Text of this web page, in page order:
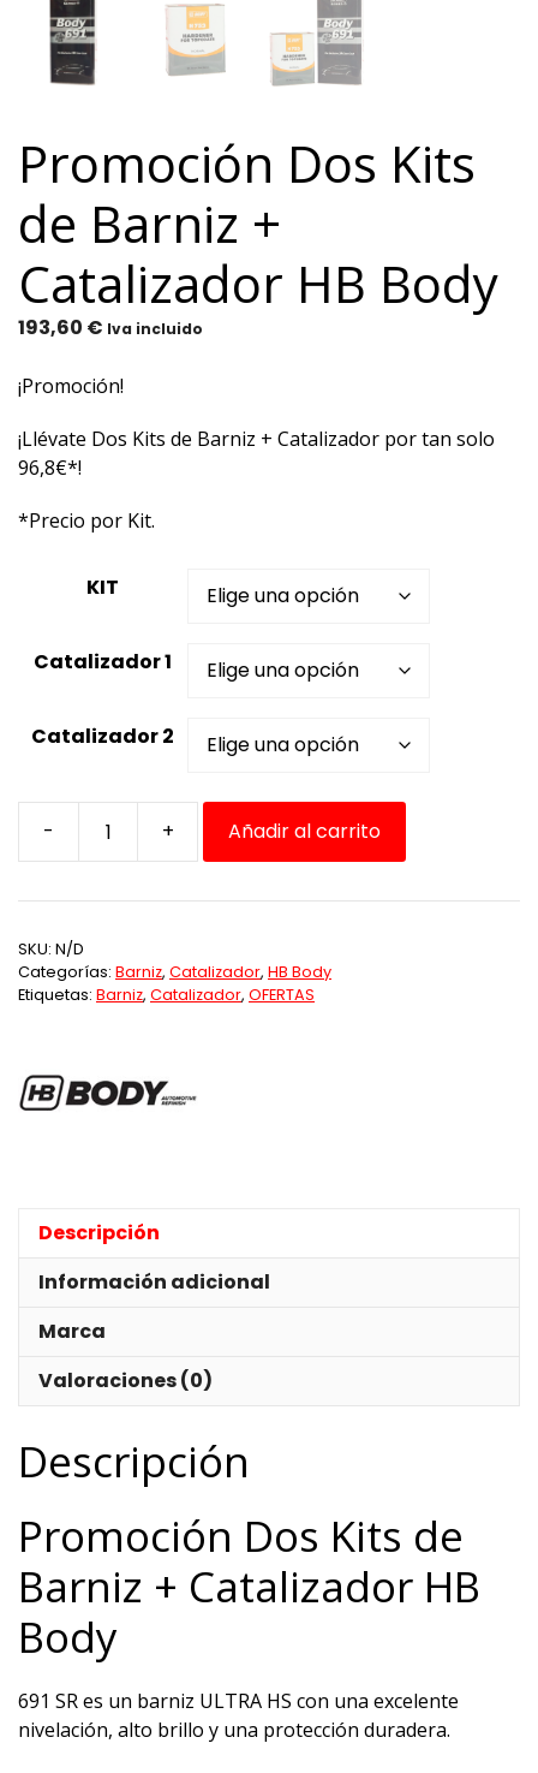
Promoción Dos Kits
de Barniz +
Catalizador HB Body
193,60 € Iva incluido
¡Promoción!
¡Llévate Dos Kits de Barniz + Catalizador por tan solo
96,8€*!
*Precio por Kit.
KIT
Catalizador 1
Catalizador 2
-
Promoción
Kits
+
cantidad
+ Añadir al carrito
SKU: N/D
Categorías: Barniz, Catalizador, HB Body
Etiquetas: Barniz, Catalizador, OFERTAS
Descripción
Información adicional
Marca
Valoraciones (0)
Descripción
Promoción Dos Kits de
Barniz + Catalizador HB
Body
691 SR es un barniz ULTRA HS con una excelente
nivelación, alto brillo y una protección duradera.